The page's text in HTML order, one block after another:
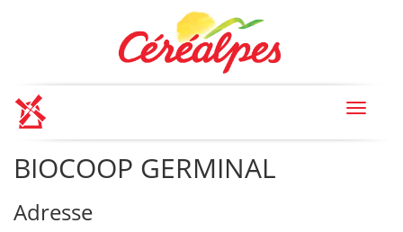
Toggle
BIOCOOP GERMINAL
Adresse